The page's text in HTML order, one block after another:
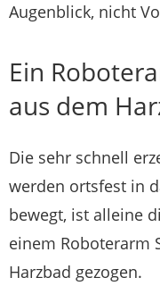
Augenblick, nicht
Ein
aus dem
Die sehr schnell
werden ortsfest in
bewegt, ist alleine
einem Roboterarm
Harzbad gezogen.